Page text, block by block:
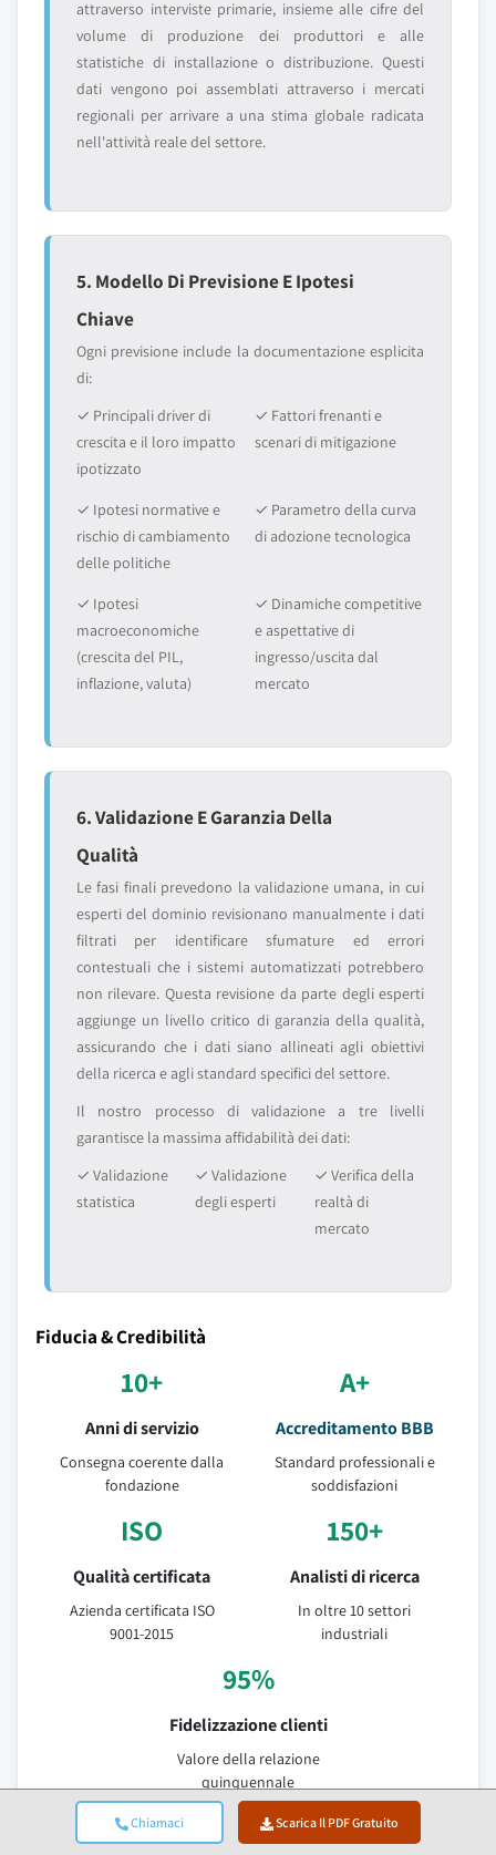
Chiamaci Scarica Il PDF Gratuito
attraverso interviste primarie, insieme alle cifre del
volume di produzione dei produttori e alle
statistiche di installazione o distribuzione. Questi
dati vengono poi assemblati attraverso i mercati
regionali per arrivare a una stima globale radicata
nell'attività reale del settore.
5. Modello Di Previsione E Ipotesi
Chiave
Ogni previsione include la documentazione esplicita
di:
✓ Principali driver di
crescita e il loro impatto
ipotizzato
✓ Fattori frenanti e
scenari di mitigazione
✓ Ipotesi normative e
rischio di cambiamento
delle politiche
✓ Parametro della curva
di adozione tecnologica
✓ Ipotesi
macroeconomiche
(crescita del PIL,
inflazione, valuta)
✓ Dinamiche competitive
e aspettative di
ingresso/uscita dal
mercato
6. Validazione E Garanzia Della
Qualità
Le fasi finali prevedono la validazione umana, in cui
esperti del dominio revisionano manualmente i dati
filtrati per identificare sfumature ed errori
contestuali che i sistemi automatizzati potrebbero
non rilevare. Questa revisione da parte degli esperti
aggiunge un livello critico di garanzia della qualità,
assicurando che i dati siano allineati agli obiettivi
della ricerca e agli standard specifici del settore.
Il nostro processo di validazione a tre livelli
garantisce la massima affidabilità dei dati:
✓ Validazione
statistica
✓ Validazione
degli esperti
✓ Verifica della
realtà di
mercato
Fiducia & Credibilità
10+
Anni di servizio
Consegna coerente dalla
fondazione
A+
Accreditamento BBB
Standard professionali e
soddisfazioni
ISO
Qualità certificata
Azienda certificata ISO
9001-2015
150+
Analisti di ricerca
In oltre 10 settori
industriali
95%
Fidelizzazione clienti
Valore della relazione
quinquennale
Fonti Di Dati Verificate